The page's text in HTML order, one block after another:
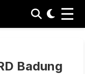
☰
Badung